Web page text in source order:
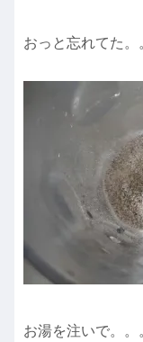
おっと忘れてた。
お湯を注いで。。